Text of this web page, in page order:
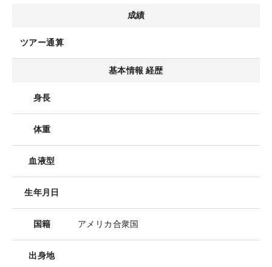
成績
ツアー通算
基本情報 経歴
身長
体重
血液型
生年月日
国籍 アメリカ合衆国
出身地